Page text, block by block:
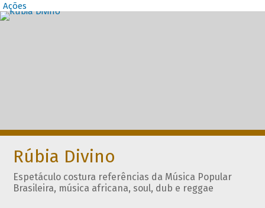
Ações
Destaques
Rúbia Divino
Espetáculo costura referências da Música Popular
Brasileira, música africana, soul, dub e reggae